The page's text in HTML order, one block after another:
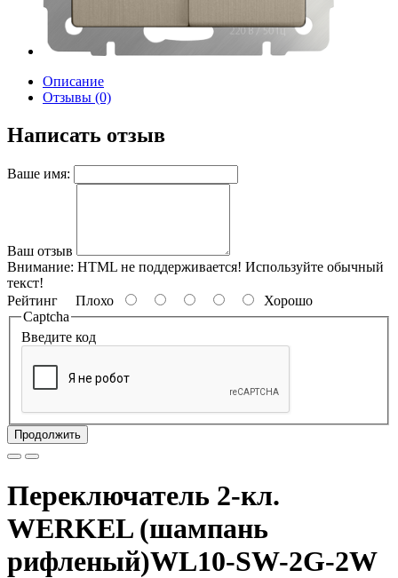
Описание
Отзывы (0)
Написать отзыв
Ваше имя:
Ваш отзыв
Внимание: HTML не поддерживается! Используйте обычный
текст!
Рейтинг Плохо
Хорошо
Captcha
Введите код
Продолжить
Переключатель 2-кл.
WERKEL (шампань
рифленый)WL10-SW-2G-2W